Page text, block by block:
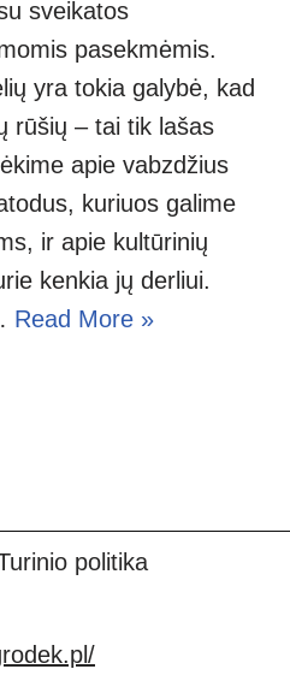
sveikatos
pasekmėmis.
yra tokia galybė, kad
rūšių – tai tik lašas
apie vabzdžius
kuriuos galime
ir apie kultūrinių
kenkia jų derliui.
Read More »
politika